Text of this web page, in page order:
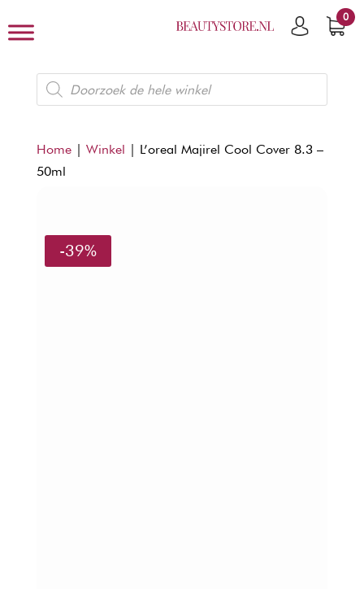
0
Producten
zoeken
Home| Winkel | L’oreal Majirel Cool Cover 8.3 –
50ml
-39%